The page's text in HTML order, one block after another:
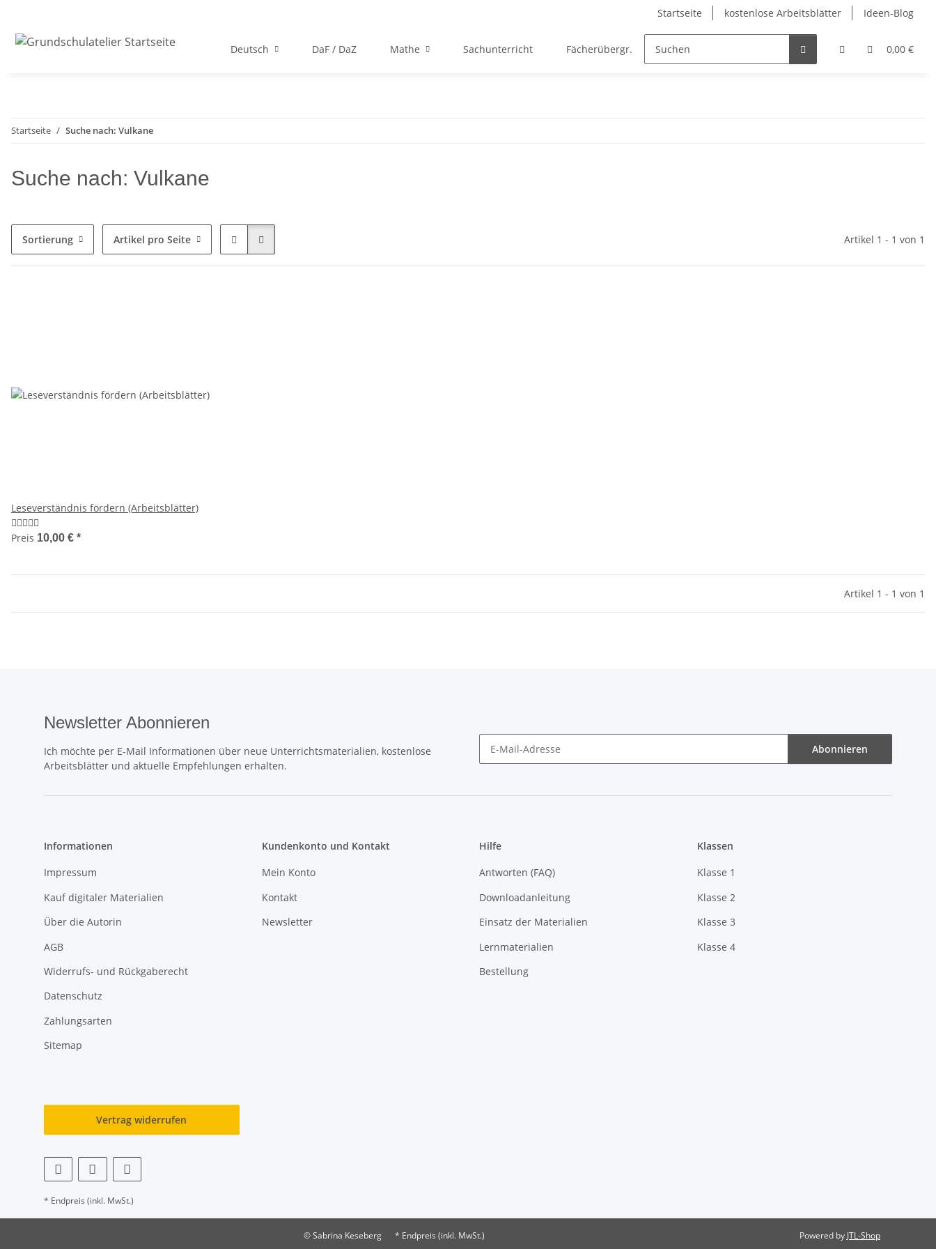
Startseite kostenlose Arbeitsblätter Ideen-Blog
0,00 €
Deutsch DaF / DaZ Mathe Sachunterricht Fächerübergr. Englisch Religion
Startseite Suche nach: Vulkane
Suche nach: Vulkane
Sortierung Artikel pro Seite Artikel 1 - 1 von 1
Leseverständnis fördern (Arbeitsblätter)
Preis 10,00 € *
Artikel 1 - 1 von 1
Newsletter Abonnieren
Ich möchte per E-Mail Informationen über neue Unterrichtsmaterialien, kostenlose
Arbeitsblätter und aktuelle Empfehlungen erhalten.
Abonnieren
Informationen
Impressum
Kauf digitaler Materialien
Über die Autorin
AGB
Widerrufs- und Rückgaberecht
Datenschutz
Zahlungsarten
Sitemap
Kundenkonto und Kontakt
Mein Konto
Kontakt
Newsletter
Hilfe
Antworten (FAQ)
Downloadanleitung
Einsatz der Materialien
Lernmaterialien
Bestellung
Klassen
Klasse 1
Klasse 2
Klasse 3
Klasse 4
Vertrag widerrufen
* Endpreis (inkl. MwSt.)
© Sabrina Keseberg * Endpreis (inkl. MwSt.) Powered by JTL-Shop